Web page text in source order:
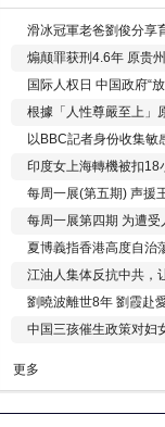
滑冰冠軍老爸劉俊分享
煽颠罪获刑4.6年 原贵
国际人权日 中国政府“放
根據「人性尊嚴至上」
以BBC記者身份收集敏
印度女上海轉機被扣
每周一展(第五期) 声援
每周一展第四期 为遭
夏博義指香港高度自治
江油人集体反抗中共，
劉曉波離世8年 劉霞赴
中国三孩催生政策对妇
更多